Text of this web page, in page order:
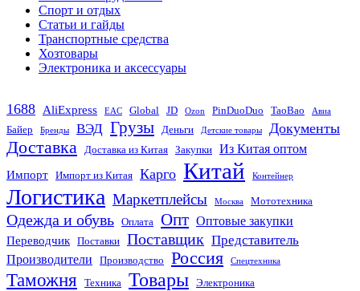
Спорт и отдых
Статьи и гайды
Транспортные средства
Хозтовары
Электроника и аксессуары
1688 AliExpress EAC Global JD Ozon PinDuoDuo TaoBao Авиа
Байер Бренды ВЭД Грузы Деньги Детские товары Документы
Доставка Доставка из Китая Закупки Из Китая оптом
Импорт Импорт из Китая Карго Китай Контейнер
Логистика Маркетплейсы Москва Мототехника
Одежда и обувь Оплата Опт Оптовые закупки
Переводчик Поставки Поставщик Представитель
Производители Производство Россия Спецтехника
Таможня Техника Товары Электроника